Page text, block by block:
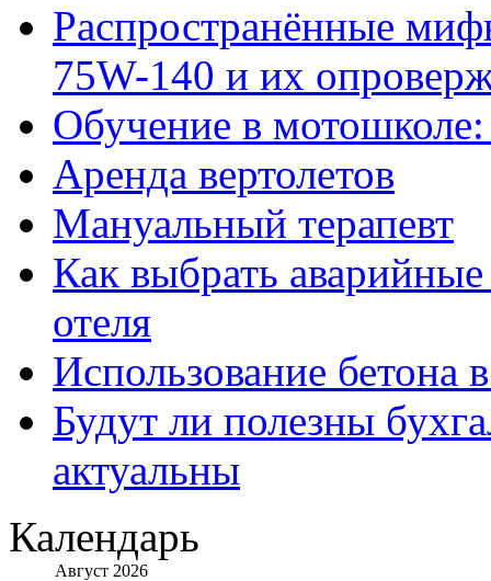
Распространённые
75W-140 и их
Обучение в
Аренда вертолетов
Мануальный терапевт
Как выбрать
отеля
Использование бетона
Будут ли полезны
актуальны
Календарь
Август 2026